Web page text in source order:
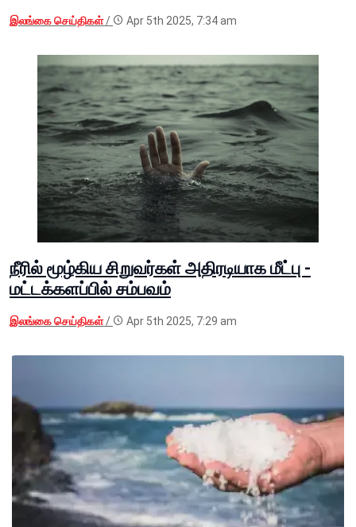
இலங்கை செய்திகள்/ Apr 5th 2025, 7:34 am
நீரில் மூழ்கிய சிறுவர்கள் அதிரடியாக மீட்பு -
மட்டக்களப்பில் சம்பவம்
இலங்கை செய்திகள்/ Apr 5th 2025, 7:29 am